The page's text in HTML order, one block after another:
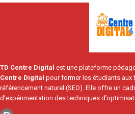
TD Centre Digital est une plateforme
Centre Digital pour former les étudiants aux
référencement naturel (SEO). Elle offre un
d’expérimentation des techniques